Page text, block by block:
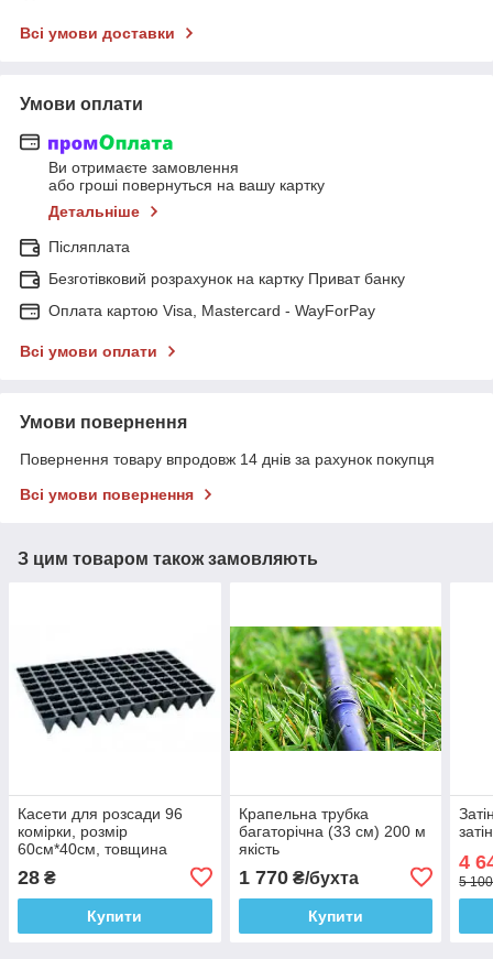
Всі умови доставки
Умови оплати
Ви отримаєте замовлення
або гроші повернуться на вашу картку
Детальніше
Післяплата
Безготівковий розрахунок на картку Приват банку
Оплата картою Visa, Mastercard - WayForPay
Всі умови оплати
Умови повернення
Повернення товару впродовж 14 днів за рахунок покупця
Всі умови повернення
З цим товаром також замовляють
Касети для розсади 96
комірки, розмір
60см*40см, товщина
28 ₴
Купити
Крапельна трубка
багаторічна (33 см) 200 м
якість
1 770₴/бухта
Купити
4
5